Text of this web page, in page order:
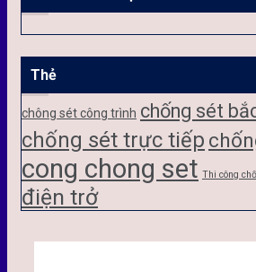
Thẻ
chông sét công trình chống sét
chống sét trực tiếp
cong chong set Thi công
điện trở